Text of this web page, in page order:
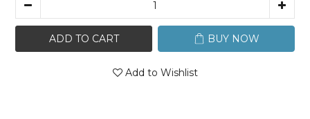
ADD TO CART BUY NOW
Add to Wishlist